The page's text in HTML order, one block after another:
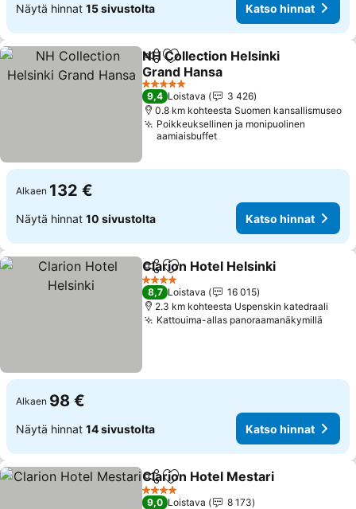
Näytä hinnat 15 sivustolta Katso hinnat
Jaa Lisää suosikkeihin
NH Collection Helsinki
Grand Hansa
Katso hinnat
5 Tähtiluokitus
9,4 Loistava
3 426
0.8 km kohteesta Suomen kansallismuseo
Poikkeuksellinen ja monipuolinen
aamiaisbuffet
Alkaen 132 €
Näytä hinnat 10 sivustolta Katso hinnat
Jaa Lisää suosikkeihin
Clarion Hotel Helsinki
4 Tähtiluokitus
8,7 Loistava
16 015
2.3 km kohteesta Uspenskin katedraali
Kattouima-allas panoraamanäkymillä
Alkaen 98 €
Näytä hinnat 14 sivustolta Katso hinnat
Jaa Lisää suosikkeihin
Clarion Hotel Mestari
4 Tähtiluokitus
9,0 Loistava
8 173